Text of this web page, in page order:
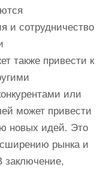
и сотрудничество
также привести к
или
может привести
новых идей. Это
рынка и
заключение,